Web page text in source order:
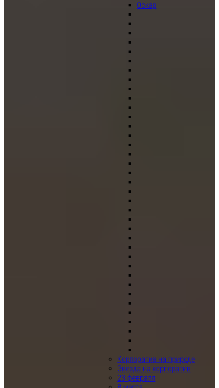
Оскар
Корпоратив на природе
Звезда на корпоратив
23 февраля